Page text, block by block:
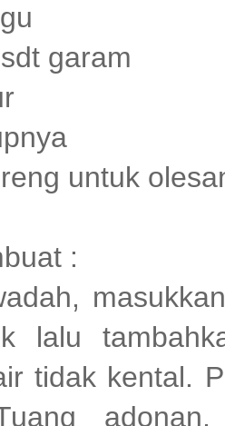
garam
untuk
:
lalu
tidak kental.